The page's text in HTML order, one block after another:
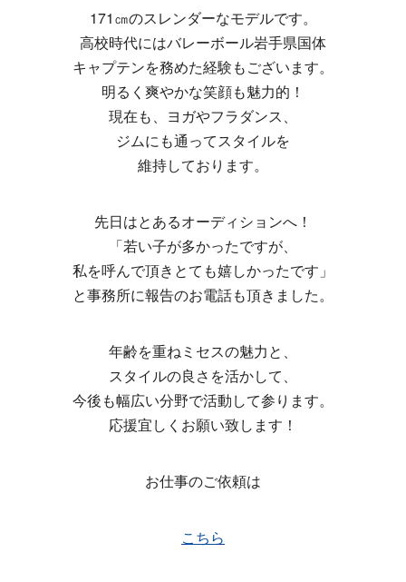
171㎝のスレンダーなモデルです。
高校時代にはバレーボール岩手県国体
キャプテンを務めた経験もございます。
明るく爽やかな笑顔も魅力的！
現在も、ヨガやフラダンス、
ジムにも通ってスタイルを
維持しております。
先日はとあるオーディションへ！
「若い子が多かったですが、
私を呼んで頂きとても嬉しかったです」
と事務所に報告のお電話も頂きました。
年齢を重ねミセスの魅力と、
スタイルの良さを活かして、
今後も幅広い分野で活動して参ります。
応援宜しくお願い致します！
お仕事のご依頼は
こちら